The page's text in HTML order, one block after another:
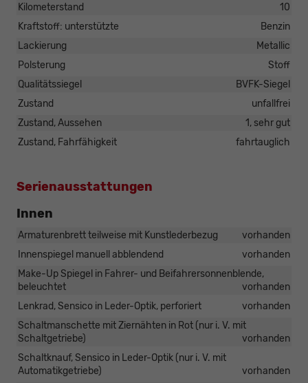
Kilometerstand
10
Kraftstoff: unterstützte
Benzin
Lackierung
Metallic
Polsterung
Stoff
Qualitätssiegel
BVFK-Siegel
Zustand
unfallfrei
Zustand, Aussehen
1, sehr gut
Zustand, Fahrfähigkeit
fahrtauglich
Serienausstattungen
Innen
Armaturenbrett teilweise mit Kunstlederbezug
vorhanden
Innenspiegel manuell abblendend
vorhanden
Make-Up Spiegel in Fahrer- und Beifahrersonnenblende,
beleuchtet
vorhanden
Lenkrad, Sensico in Leder-Optik, perforiert
vorhanden
Schaltmanschette mit Ziernähten in Rot (nur i. V. mit
Schaltgetriebe)
vorhanden
Schaltknauf, Sensico in Leder-Optik (nur i. V. mit
Automatikgetriebe)
vorhanden